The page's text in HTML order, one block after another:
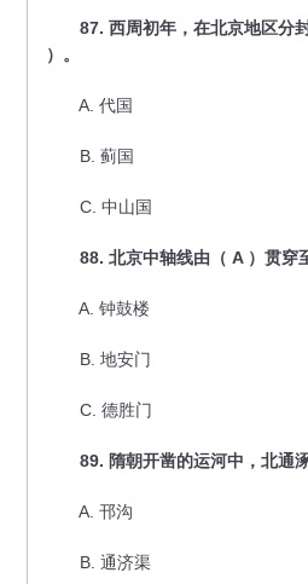
87. 西周初年，在北京地区分
）。
A. 代国
B. 蓟国
C. 中山国
88. 北京中轴线由（ A ）贯穿
A. 钟鼓楼
B. 地安门
C. 德胜门
89. 隋朝开凿的运河中，北通
A. 邗沟
B. 通济渠